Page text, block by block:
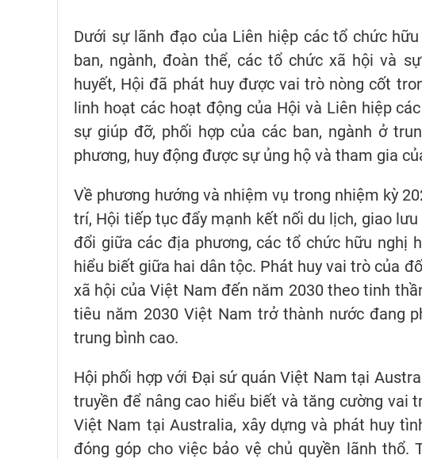
Dưới sự lãnh đạo của Liên hiệp các tổ chức
ban, ngành, đoàn thể, các tổ chức xã hội và
huyết, Hội đã phát huy được vai trò nòng cốt
linh hoạt các hoạt động của Hội và Liên hiệp
sự giúp đỡ, phối hợp của các ban, ngành ở
phương, huy động được sự ủng hộ và tham gia
Về phương hướng và nhiệm vụ trong nhiệm kỳ
trí, Hội tiếp tục đẩy mạnh kết nối du lịch, giao
đổi giữa các địa phương, các tổ chức hữu nghị
hiểu biết giữa hai dân tộc. Phát huy vai trò của
xã hội của Việt Nam đến năm 2030 theo tinh
tiêu năm 2030 Việt Nam trở thành nước đang
trung bình cao.
Hội phối hợp với Đại sứ quán Việt Nam tại
truyền để nâng cao hiểu biết và tăng cường vai
Việt Nam tại Australia, xây dựng và phát huy
đóng góp cho việc bảo vệ chủ quyền lãnh